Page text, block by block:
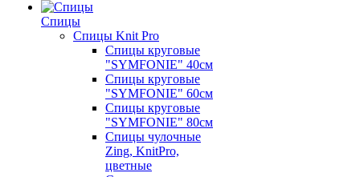
Спицы
Спицы Knit Pro
Спицы круговые
"SYMFONIE" 40см
Спицы круговые
"SYMFONIE" 60см
Спицы круговые
"SYMFONIE" 80см
Спицы чулочные
Zing, KnitPro,
цветные